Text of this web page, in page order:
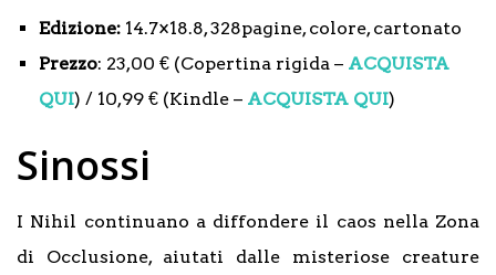
Edizione: 14.7×18.8, 328pagine, colore, cartonato
Prezzo: 23,00 € (Copertina rigida – ACQUISTA
QUI) / 10,99 € (Kindle – ACQUISTA QUI)
Sinossi
I Nihil continuano a diffondere il caos nella Zona
di Occlusione, aiutati dalle misteriose creature